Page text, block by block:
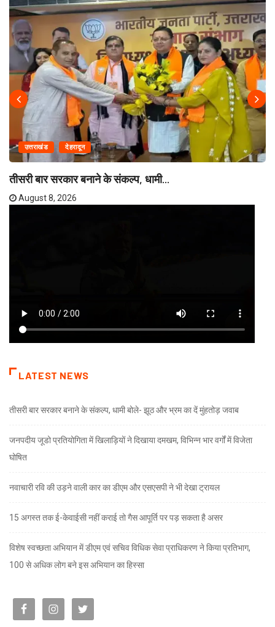
उत्तराखंड देहरादून
तीसरी बार सरकार बनाने के संकल्प, धामी...
August 8, 2026
LATEST NEWS
तीसरी बार सरकार बनाने के संकल्प, धामी बोले- झूठ और भ्रम का दें मुंहतोड़ जवाब
जनपदीय जूडो प्रतियोगिता में खिलाड़ियों ने दिखाया दमखम, विभिन्न भार वर्गों में विजेता
घोषित
नवाचारी रवि की उड़ने वाली कार का डीएम और एसएसपी ने भी देखा ट्रायल
15 अगस्त तक ई-केवाईसी नहीं कराई तो गैस आपूर्ति पर पड़ सकता है असर
विशेष स्वच्छता अभियान में डीएम एवं सचिव विधिक सेवा प्राधिकरण ने किया प्रतिभाग,
100 से अधिक लोग बने इस अभियान का हिस्सा